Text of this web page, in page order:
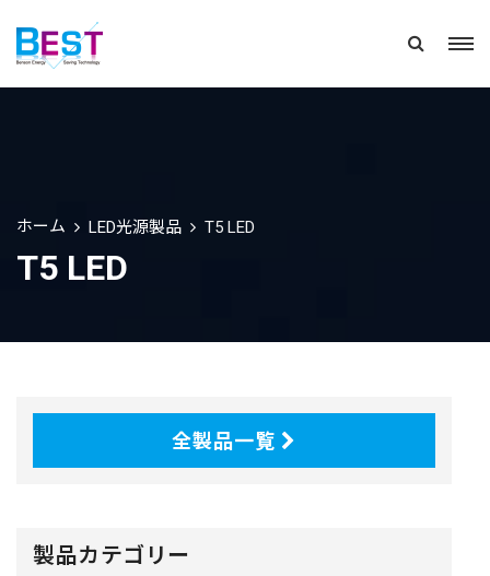
ホーム LED光源製品 T5 LED
T5 LED
全製品一覧
製品カテゴリー